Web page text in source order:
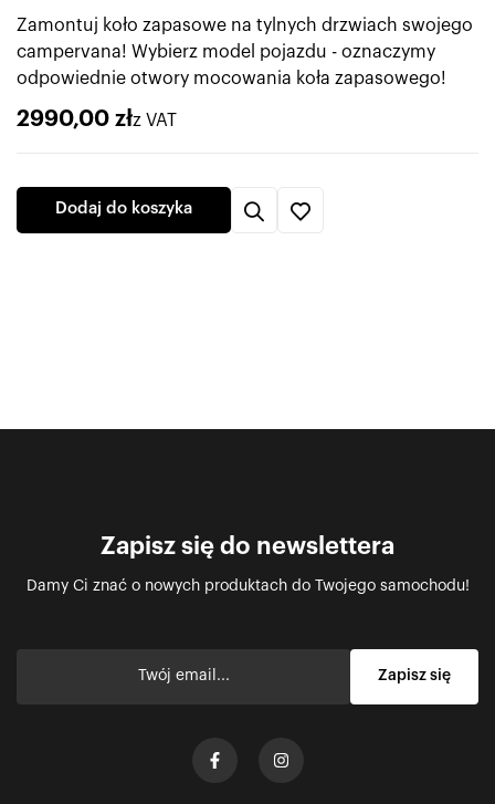
Zamontuj koło zapasowe na tylnych drzwiach swojego
campervana! Wybierz model pojazdu - oznaczymy
odpowiednie otwory mocowania koła zapasowego!
2990,00 złz VAT
Dodaj do koszyka
Zapisz się do newslettera
Damy Ci znać o nowych produktach do Twojego samochodu!